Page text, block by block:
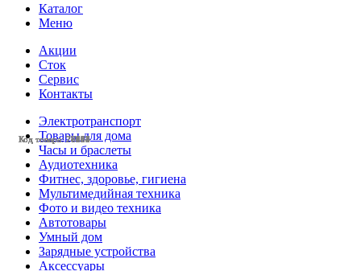
Код товара: 28438
Код товара: 28113
Код товара: 27964
Код товара: 27963
Код товара: 27584
Код товара: 27504
Код товара: 27112
Код товара: 27037
Код товара: 27031
Код товара: 26658
Код товара: 28221
Код товара: 28184
Каталог
Меню
Акции
Сток
Сервис
Контакты
Электротранспорт
Товары для дома
Часы и браслеты
Аудиотехника
Фитнес, здоровье, гигиена
Мультимедийная техника
Фото и видео техника
Автотовары
Умный дом
Зарядные устройства
Аксессуары